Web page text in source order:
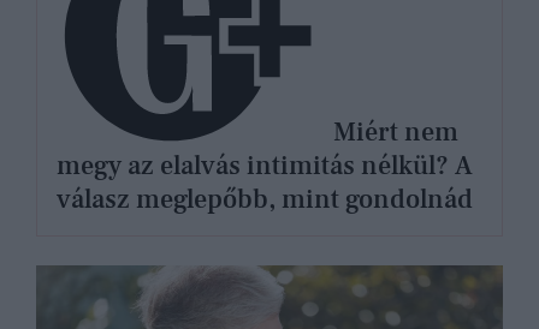
megy az elalvás intimitás nélkül? A
válasz meglepőbb, mint gondolnád